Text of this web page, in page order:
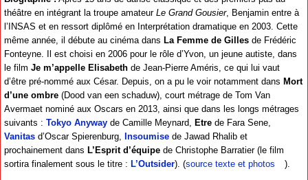
théâtre en intégrant la troupe amateur Le Grand Gousier, Benjamin entre à
l’INSAS et en ressort diplômé en Interprétation dramatique en 2003. Cette
même année, il débute au cinéma dans La Femme de Gilles de Frédéric
Fonteyne. Il est choisi en 2006 pour le rôle d’Yvon, un jeune autiste, dans
le film Je m’appelle Elisabeth de Jean-Pierre Améris, ce qui lui vaut
d’être pré-nommé aux César. Depuis, on a pu le voir notamment dans Mort
d’une ombre (Dood van een schaduw), court métrage de Tom Van
Avermaet nominé aux Oscars en 2013, ainsi que dans les longs métrages
suivants : Tokyo Anyway de Camille Meynard, Etre de Fara Sene,
Vanitas d’Oscar Spierenburg, Insoumise de Jawad Rhalib et
prochainement dans L’Esprit d’équipe de Christophe Barratier (le film
sortira finalement sous le titre : L’Outsider). (source texte et photos ).